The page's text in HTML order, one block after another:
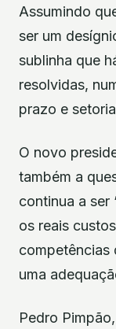
Assumindo
ser um
sublinha que
resolvidas,
prazo e
O novo
também a
continua a ser
os reais
competências
uma
Pedro